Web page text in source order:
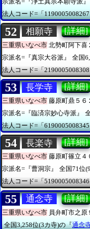
法人コード=「
52 相願寺 [詳細]
三重県いなべ市 北勢町阿下喜
宗派名=『真宗大谷派』
全国
法人コード=「
53 長学寺 [詳細]
三重県いなべ市 藤原町鼎５６
宗派名=『臨済宗妙心寺派』
法人コード=「
54 長楽寺 [詳細]
三重県いなべ市 藤原町篠立４
宗派名=『曹洞宗』
全国71位
法人コード=「
55 通念寺 [詳細]
三重県いなべ市 員弁町市之原
全国3,258位(3カ寺)の『通念